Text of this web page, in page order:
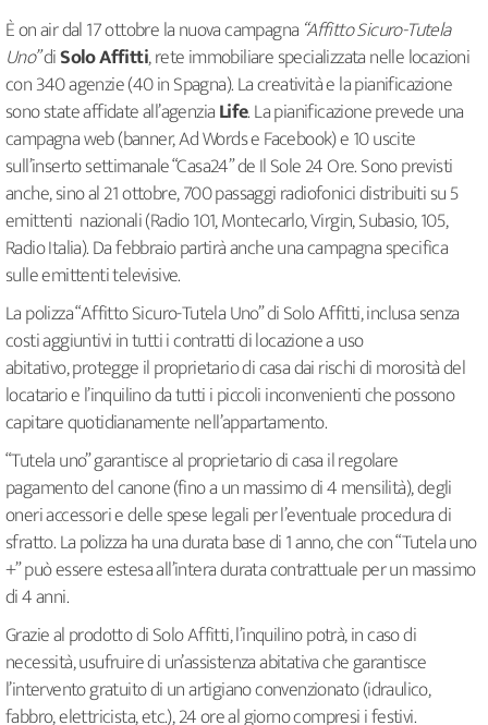
È on air dal 17 ottobre la nuova campagna “Affitto Sicuro-Tutela
Uno”diSolo Affitti, rete immobiliare specializzata nelle locazioni
con 340 agenzie (40 in Spagna). La creatività e la pianificazione
sono state affidate all’agenziaLife. La pianificazione prevede una
campagna web (banner, Ad Words e Facebook) e 10 uscite
sull’inserto settimanale “Casa24” de Il Sole 24 Ore. Sono previsti
anche, sino al 21 ottobre, 700 passaggi radiofonici distribuiti su 5
emittenti nazionali (Radio 101, Montecarlo, Virgin, Subasio, 105,
Radio Italia). Da febbraio partirà anche una campagna specifica
sulle emittenti televisive.
La polizza “Affitto Sicuro-Tutela Uno” di Solo Affitti, inclusa senza
costi aggiuntivi in tutti i contratti di locazione a uso
abitativo, protegge il proprietario di casa dai rischi di morosità del
locatario e l’inquilino da tutti i piccoli inconvenienti che possono
capitare quotidianamente nell’appartamento.
“Tutela uno” garantisce al proprietario di casa il regolare
pagamento del canone (fino a un massimo di 4 mensilità), degli
oneri accessori e delle spese legali per l’eventuale procedura di
sfratto. La polizza ha una durata base di 1 anno, che con “Tutela uno
+” può essere estesa all’intera durata contrattuale per un massimo
di 4 anni.
Grazie al prodotto di Solo Affitti, l’inquilino potrà, in caso di
necessità, usufruire di un’assistenza abitativa che garantisce
l’intervento gratuito di un artigiano convenzionato (idraulico,
fabbro, elettricista, etc.), 24 ore al giorno compresi i festivi.